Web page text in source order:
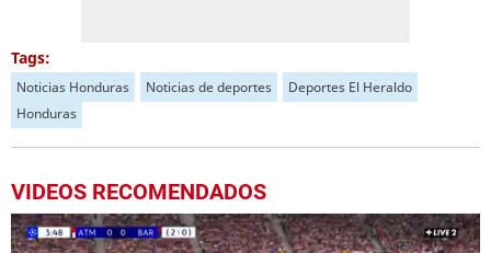
Tags:
Noticias Honduras Noticias de deportes
Deportes El Heraldo
Honduras
VIDEOS RECOMENDADOS